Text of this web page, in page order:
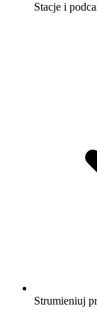
Stacje i
Strumieniuj